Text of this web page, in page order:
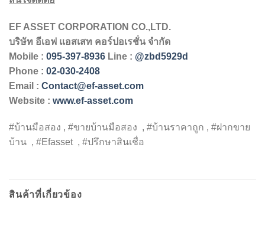
EF ASSET CORPORATION CO.,LTD.
บริษัท อีเอฟ แอสเสท คอร์ปอเรชั่น จำกัด
Mobile : 095-397-8936 Line : @zbd5929d
Phone : 02-030-2408
Email : Contact@ef-asset.com
Website : www.ef-asset.com
#บ้านมือสอง , #ขายบ้านมือสอง , #บ้านราคาถูก , #ฝากขาย
บ้าน , #Efasset , #ปรึกษาสินเชื่อ
สินค้าที่เกี่ยวข้อง